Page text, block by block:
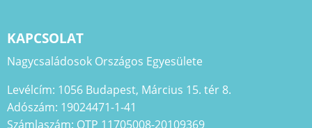
KAPCSOLAT
Nagycsaládosok Országos Egyesülete
Levélcím: 1056 Budapest, Március 15. tér 8.
Adószám: 19024471-1-41
Számlaszám: OTP 11705008-20109369